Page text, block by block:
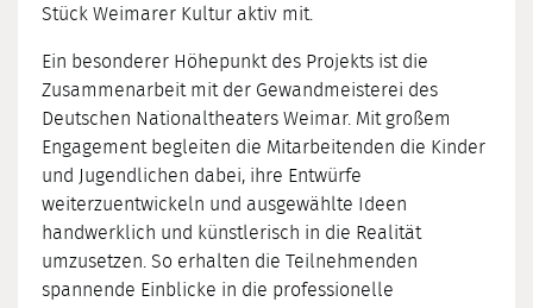
Stück Weimarer Kultur aktiv mit.
Ein besonderer Höhepunkt des Projekts ist die
Zusammenarbeit mit der Gewandmeisterei des
Deutschen Nationaltheaters Weimar. Mit großem
Engagement begleiten die Mitarbeitenden die Kinder
und Jugendlichen dabei, ihre Entwürfe
weiterzuentwickeln und ausgewählte Ideen
handwerklich und künstlerisch in die Realität
umzusetzen. So erhalten die Teilnehmenden
spannende Einblicke in die professionelle